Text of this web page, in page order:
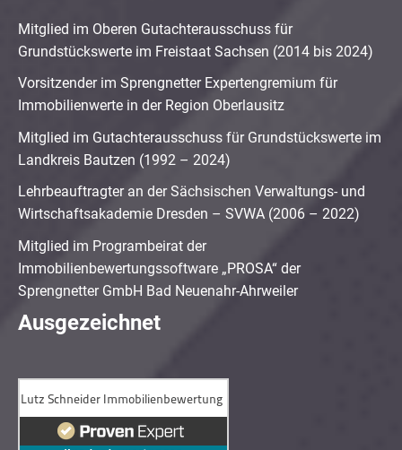
Mitglied im Oberen Gutachterausschuss für
Grundstückswerte im Freistaat Sachsen (2014 bis 2024)
Vorsitzender im Sprengnetter Expertengremium für
Immobilienwerte in der Region Oberlausitz
Mitglied im Gutachterausschuss für Grundstückswerte im
Landkreis Bautzen (1992 – 2024)
Lehrbeauftragter an der Sächsischen Verwaltungs- und
Wirtschaftsakademie Dresden – SVWA (2006 – 2022)
Mitglied im Programbeirat der
Immobilienbewertungssoftware „PROSA“ der
Sprengnetter GmbH Bad Neuenahr-Ahrweiler
Ausgezeichnet